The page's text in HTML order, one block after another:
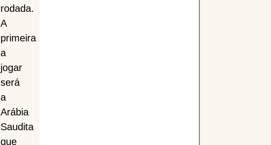
rodada.
A
primeira
a
jogar
será
a
Arábia
Saudita
que